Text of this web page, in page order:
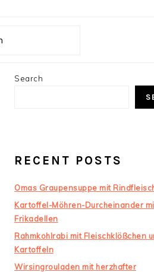
PRIMARY
Search
RECENT POSTS
Omas Graupensuppe mit
Kartoffel-Möhren-Durcheinander
Frikadellen
Rahmkohlrabi mit Fleischklößchen
Kartoffeln
Wirsingrouladen mit herzhafter